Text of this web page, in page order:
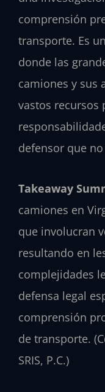
comprensión
transporte. Es
donde las
camiones y sus
vastos recursos
defensor que
Takeaway
camiones en
que involucran
resultando en
complejidades
defensa legal
comprensión
de transporte.
SRIS, P.C.)